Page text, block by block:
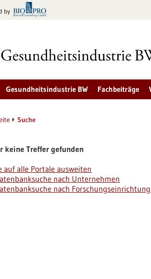
by
Gesundheitsindustrie BW Fachbeiträge
Suche
keine Treffer gefunden
auf alle Portale ausweiten
nach Unternehmen
nach